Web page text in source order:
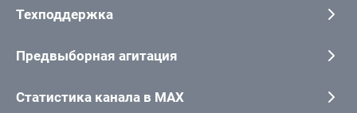
Техподдержка
Предвыборная агитация
Статистика канала в MAX